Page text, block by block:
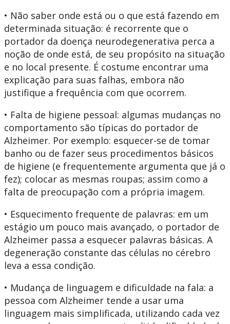
• Não saber onde está ou o que está fazendo em
determinada situação: é recorrente que o
portador da doença neurodegenerativa perca a
noção de onde está, de seu propósito na situação
e no local presente. É costume encontrar uma
explicação para suas falhas, embora não
justifique a frequência com que ocorrem.
• Falta de higiene pessoal: algumas mudanças no
comportamento são típicas do portador de
Alzheimer. Por exemplo: esquecer-se de tomar
banho ou de fazer seus procedimentos básicos
de higiene (e frequentemente argumenta que já o
fez); colocar as mesmas roupas; assim como a
falta de preocupação com a própria imagem.
• Esquecimento frequente de palavras: em um
estágio um pouco mais avançado, o portador de
Alzheimer passa a esquecer palavras básicas. A
degeneração constante das células no cérebro
leva a essa condição.
• Mudança de linguagem e dificuldade na fala: a
pessoa com Alzheimer tende a usar uma
linguagem mais simplificada, utilizando cada vez